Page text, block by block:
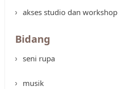
akses studio dan workshop
Bidang
seni rupa
musik